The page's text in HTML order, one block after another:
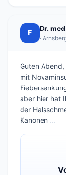
F
Dr.
·
Guten
mit
aber hier hat
der
Kanonen ...